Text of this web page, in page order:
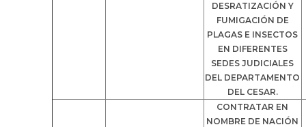
DESRATIZACIÓN Y
FUMIGACIÓN DE
PLAGAS E INSECTOS
EN DIFERENTES
SEDES JUDICIALES
DEL DEPARTAMENTO
DEL CESAR.
CONTRATAR EN
NOMBRE DE NACIÓN